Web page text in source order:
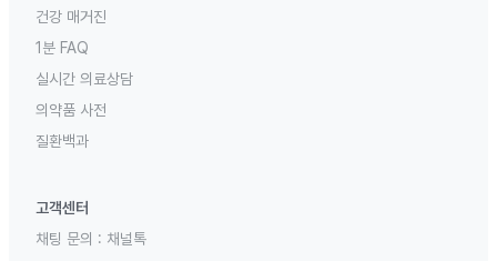
건강 매거진
1분 FAQ
실시간 의료상담
의약품 사전
질환백과
고객센터
채팅 문의 : 채널톡